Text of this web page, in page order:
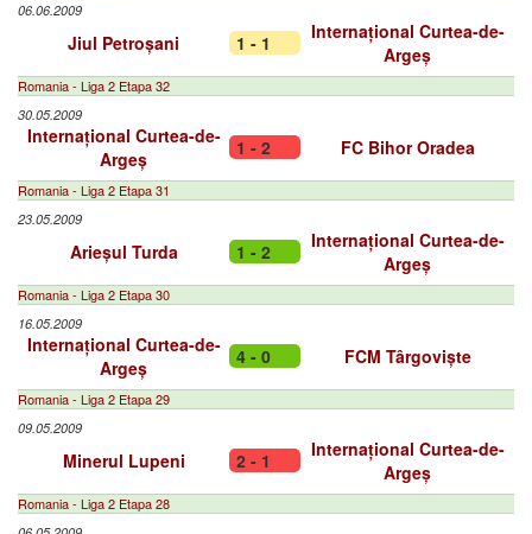
06.06.2009
Jiul Petroșani 1 - 1
Internațional Curtea-de-
Argeș
Romania - Liga 2 Etapa 32
30.05.2009
Internațional Curtea-de-
Argeș
1 - 2 FC Bihor Oradea
Romania - Liga 2 Etapa 31
23.05.2009
Arieșul Turda 1 - 2
Internațional Curtea-de-
Argeș
Romania - Liga 2 Etapa 30
16.05.2009
Internațional Curtea-de-
Argeș
4 - 0 FCM Târgoviște
Romania - Liga 2 Etapa 29
09.05.2009
Minerul Lupeni 2 - 1
Internațional Curtea-de-
Argeș
Romania - Liga 2 Etapa 28